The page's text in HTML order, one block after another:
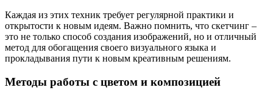
Каждая из этих техник требует регулярной практики и
открытости к новым идеям. Важно помнить, что скетчинг –
это не только способ создания изображений, но и отличный
метод для обогащения своего визуального языка и
прокладывания пути к новым креативным решениям.
Методы работы с цветом и композицией